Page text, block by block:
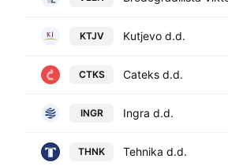
KTJV Kutjevo d.d.
CTKS Cateks d.d.
INGR Ingra d.d.
THNK Tehnika d.d.